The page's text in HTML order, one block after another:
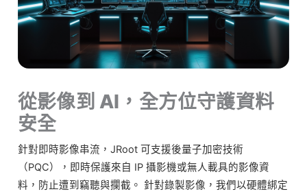
從影像到 AI，全方位守護資料
安全
針對即時影像串流，JRoot 可支援後量子加密技術
（PQC），即時保護來自 IP 攝影機或無人載具的影像資
料，防止遭到竊聽與攔截。 針對錄製影像，我們以硬體綁定